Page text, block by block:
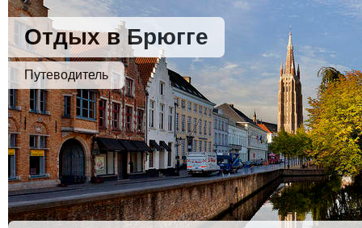
Отдых в Брюгге
Путеводитель